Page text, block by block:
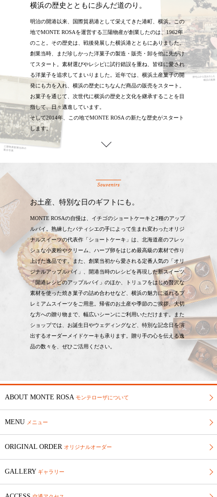
横浜の歴史とともに歩んだ道のり。
明治の開港以来、国際貿易港として栄えてきた港町、横浜。この
地でMONTE ROSAを運営する三陽物産が創業したのは、1962年
のこと。その歴史は、戦後発展した横浜港とともにありました。
創業当時、まだ珍しかった洋菓子の製造・販売・卸を他に先がけ
てスタート。素材選びやレシピに試行錯誤を重ね、皆様に愛され
る洋菓子を追求してまいりました。近年では、横浜土産菓子の開
発にも力を入れ、横浜の歴史にちなんだ商品の販売をスタート。
お菓子を通じて、次世代に横浜の歴史と文化を継承することを目
指して、日々邁進しています。
そして2014年、この地でMONTE ROSA の新たな歴史がスタート
します。
お土産、特別な日のギフトにも。
MONTE ROSAの自慢は、イチゴのショートケーキと2種のアップ
ルパイ。熟練したパティシエの手によって生まれ変わったオリジ
ナルスイーツの代表作「ショートケーキ」は、北海道産のフレッ
シュな小麦粉やクリーム、ハーブ卵をはじめ最高級の素材で作り
上げた逸品です。また、創業当初から愛される定番人気の「オリ
ジナルアップルパイ」、開港当時のレシピを再現した新スイーツ
「開港レシピのアップルパイ」のほか、トリュフをはじめ贅沢な
素材を使った焼き菓子の詰め合わせなど、横浜の魅力に溢れるプ
レミアムスイーツをご用意。帰省のお土産や季節のご挨拶、大切
な方への贈り物まで、幅広いシーンにご利用いただけます。また
ショップでは、お誕生日やウェディングなど、特別な記念日を演
出するオーダーメイドケーキも承ります。贈り手の心を伝える逸
品の数々を、ぜひご活用ください。
ABOUT MONTE ROSA モンテローザについて
MENU メニュー
ORIGINAL ORDER オリジナルオーダー
GALLERY ギャラリー